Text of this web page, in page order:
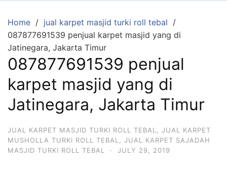
Home
jual karpet masjid turki roll tebal
087877691539 penjual karpet masjid yang di
Jatinegara, Jakarta Timur
087877691539 penjual
karpet masjid yang di
Jatinegara, Jakarta Timur
JUAL KARPET MASJID TURKI ROLL TEBAL
JUAL KARPET
MUSHOLLA TURKI ROLL TEBAL
JUAL KARPET SAJADAH
MASJID TURKI ROLL TEBAL
· JULY 29, 2019